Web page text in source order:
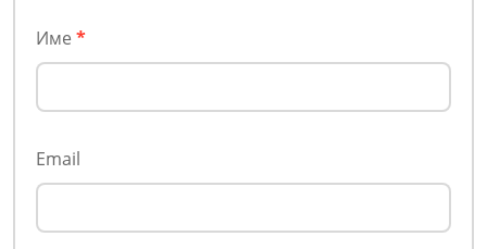
Име *
Email